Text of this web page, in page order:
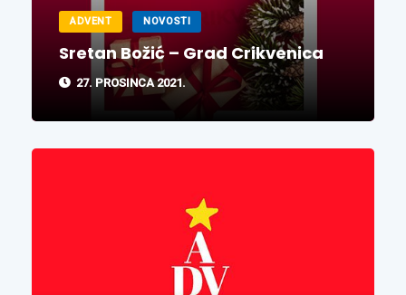
ADVENT NOVOSTI
Sretan Božić – Grad Crikvenica
27. PROSINCA 2021.